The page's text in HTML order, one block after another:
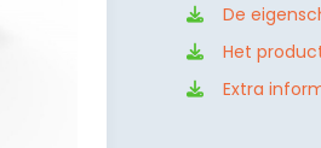
De
Het
Extra